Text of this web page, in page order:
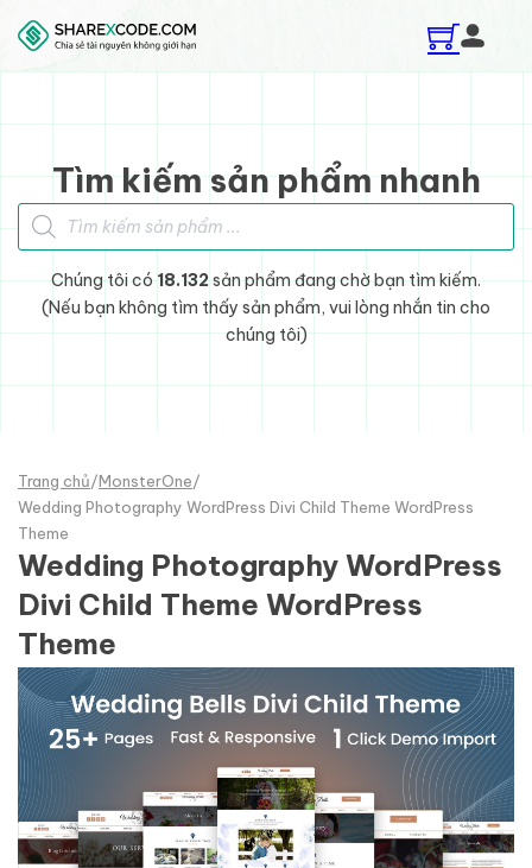
Skip to main content
Skip to footer
Tìm kiếm sản phẩm nhanh
Tìm kiếm sản phẩm
Chúng tôi có 18.132sản phẩm đang chờ bạn tìm kiếm.
(Nếu bạn không tìm thấy sản phẩm, vui lòng nhắn tin cho
chúng tôi)
Trang chủ/MonsterOne/
Wedding Photography WordPress Divi Child Theme WordPress
Theme
Wedding Photography WordPress
Divi Child Theme WordPress
Theme